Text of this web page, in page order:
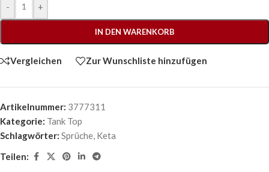
- +
IN DEN WARENKORB
Vergleichen Zur Wunschliste hinzufügen
Artikelnummer: 3777311
Kategorie: Tank Top
Schlagwörter: Sprüche, Keta
Teilen: